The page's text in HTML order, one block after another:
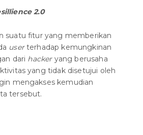
2.0
suatu fitur yang memberikan
userterhadap kemungkinan
dari hackeryang berusaha
yang tidak disetujui oleh
mengakses kemudian
tersebut.